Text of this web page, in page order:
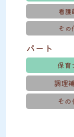
看護
その
パート
保育
調理
その